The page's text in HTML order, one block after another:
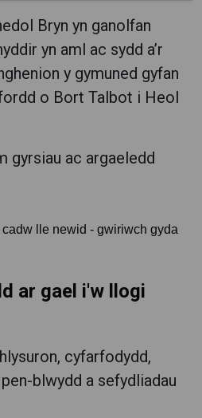
Bryn yn ganolfan
yn aml ac sydd a’r
y gymuned gyfan
o Bort Talbot i Heol
gyrsiau ac argaeledd
lle newid - gwiriwch gyda
ar gael i'w llogi
cyfarfodydd,
blwydd a sefydliadau